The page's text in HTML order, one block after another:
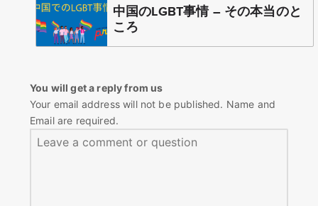
中国のLGBT事情 – その本当のと
ころ
You will get a reply from us
Your email address will not be published. Name and
Email are required.